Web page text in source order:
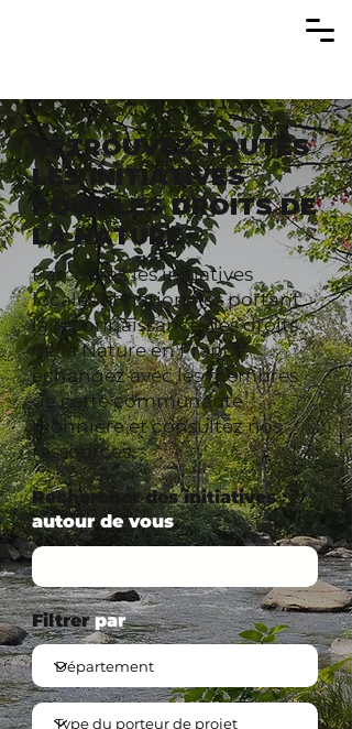
RETROUVEZ TOUTES
LES INITIATIVES
POUR LES DROITS DE
LA NATURE
Parcourez les initiatives
locales et nationales portant
la reconnaissance des droits
de la Nature en France,
échangez avec les membres
de cette communauté
pionnière et consultez nos
ressources.
Rechercher des initiatives
autour de vous
Filtrerpar